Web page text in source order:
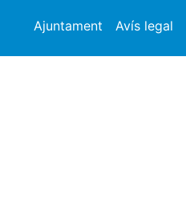
Ajuntament Avís legal